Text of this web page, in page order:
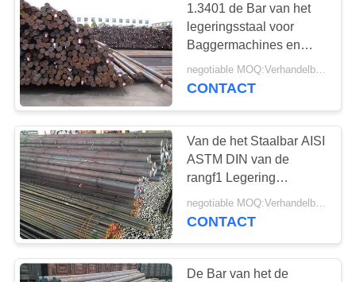
VERZOEK
OM
EEN
CITAAT
SITEMAP
PRIVACY
POLICY
Roestvast stalen
pijp
44
roestvrijstalen
hulpstukken
1.3401 de Bar van het
legeringsstaal voor
Baggermachines en
Maalmachines Goede
Bewerkbaarheid
negotiable MOQ:Verhandelbaar
CONTACT
Van de het Staalbar AISI
ASTM DIN van de
rangf1 Legering
Standaard de
Douanedimensie Met
CONTACT
De Bar van het de